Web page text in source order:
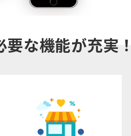
な機能が充実！